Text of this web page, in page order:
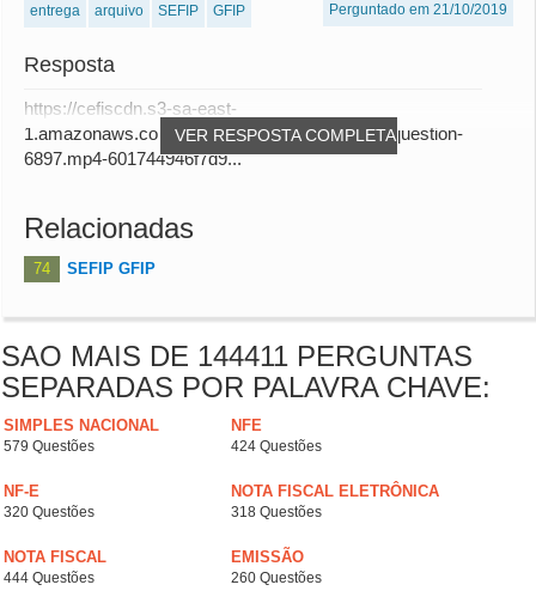
entrega arquivo SEFIP GFIP Perguntado em 21/10/2019
Resposta
VER RESPOSTA COMPLETA
https://cefiscdn.s3-sa-east-
1.amazonaws.com/audio_answers/answer-for-question-
6897.mp4-601744946f7d9...
Relacionadas
74 SEFIP GFIP
SAO MAIS DE 144411 PERGUNTAS
SEPARADAS POR PALAVRA CHAVE:
SIMPLES NACIONAL
579 Questões
NFE
424 Questões
NF-E
320 Questões
NOTA FISCAL ELETRÔNICA
318 Questões
NOTA FISCAL
444 Questões
EMISSÃO
260 Questões